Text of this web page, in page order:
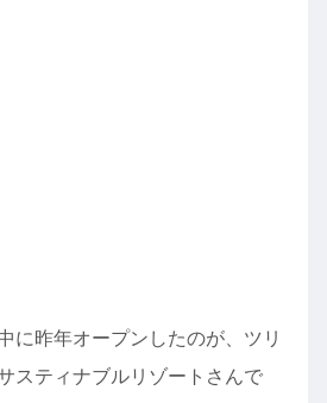
に昨年オープンしたのが、ツリ
スティナブルリゾートさんで